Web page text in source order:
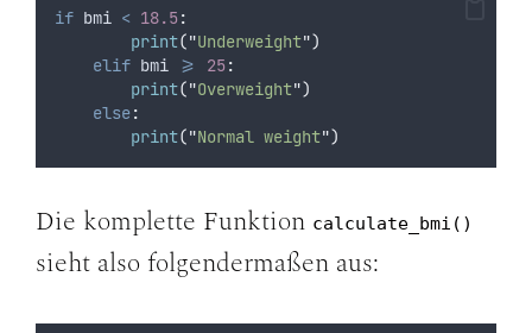
if bmi < 18.5:
print("Underweight")
elif bmi >= 25:
print("Overweight")
else:
print("Normal weight")
Die komplette Funktion calculate_bmi()
sieht also folgendermaßen aus: